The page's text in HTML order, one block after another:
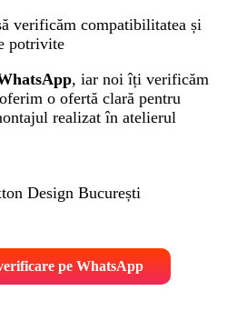
verificăm compatibilitatea și
potrivite
, iar noi îți verificăm
o ofertă clară pentru
realizat în atelierul
pe WhatsApp